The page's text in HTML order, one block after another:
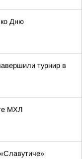
Дню
турнир в
МХЛ